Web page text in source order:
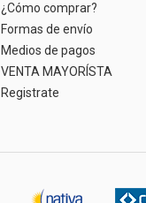
¿Cómo comprar?
Formas de envío
Medios de pagos
VENTA MAYORÍSTA
Registrate